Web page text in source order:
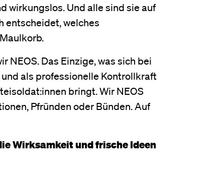
wirkungslos. Und alle sind sie auf
entscheidet, welches
NEOS. Das Einzige, was sich bei
als professionelle Kontrollkraft
bringt. Wir NEOS
Pfründen oder Bünden. Auf
Wirksamkeit und frische Ideen